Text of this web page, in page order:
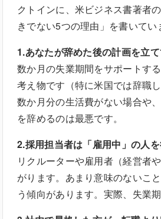
クトインに、米ビジネス書著者
きでない5つの理由」を書いてい
1.あなたが辞めた後の計画を立
数か月の失業期間をサポートす
考え物です（特に米国では辞職
数か月分の生活費がない場合や
を辞めるのは最悪です。
2.採用担当者は「雇用中」の人
リクルーターや雇用者（経営者
がります。あまり意味のないこ
う傾向があります。実際、失業